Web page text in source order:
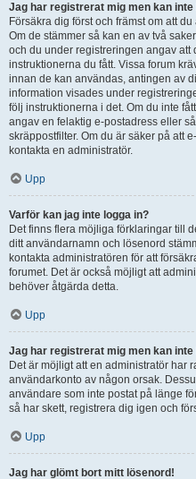
Jag har registrerat mig men kan inte
Försäkra dig först och främst om att
Om de stämmer så kan en av två
och du under registreringen angav att
instruktionerna du fått. Vissa forum
innan de kan användas, antingen av
information visades under
följ instruktionerna i det. Om du inte
angav en felaktig e-postadress eller
skräppostfilter. Om du är säker på att
kontakta en administratör.
Upp
Varför kan jag inte logga in?
Det finns flera möjliga förklaringar till
ditt användarnamn och lösenord
kontakta administratören för att
forumet. Det är också möjligt att
behöver åtgärda detta.
Upp
Jag har registrerat mig men kan inte
Det är möjligt att en administratör har
användarkonto av någon orsak.
användare som inte postat på länge
så har skett, registrera dig igen och
Upp
Jag har glömt bort mitt lösenord!